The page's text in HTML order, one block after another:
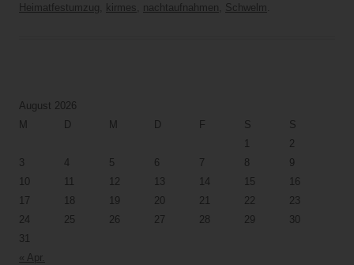
Heimatfestumzug
kirmes nachtaufnahmen Schwelm
August 2026
M
D M D F S
S
2
3
4 5 6 7 8
9
10
12 13 14 15
16
17
18 19 20 21 22
23
24
25 26 27 28 29
30
31
« Apr.